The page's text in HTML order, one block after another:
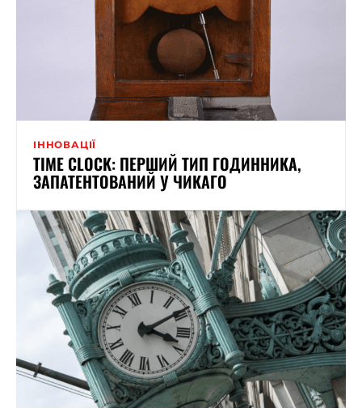
ІННОВАЦІЇ
TIME CLOCK: ПЕРШИЙ ТИП ГОДИННИКА,
ЗАПАТЕНТОВАНИЙ У ЧИКАГО